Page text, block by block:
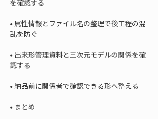
• 属性情報とファイル名の整理で後工程の混
• 出来形管理資料と三次元モデルの関係を確
•
• まとめ